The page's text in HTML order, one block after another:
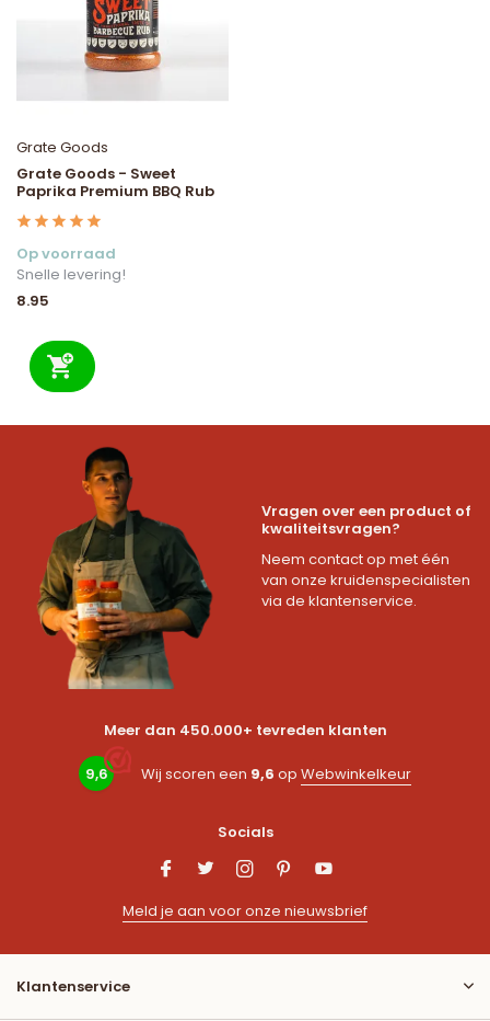
Grate Goods
Grate Goods - Sweet
Paprika Premium BBQ Rub
Op voorraad
Snelle levering!
8.95
Vragen over een product of
kwaliteitsvragen?
Neem contact op met één
van onze kruidenspecialisten
via de klantenservice.
Meer dan 450.000+ tevreden klanten
9,6 Wij scoren een 9,6 op Webwinkelkeur
Socials
Meld je aan voor onze nieuwsbrief
Klantenservice